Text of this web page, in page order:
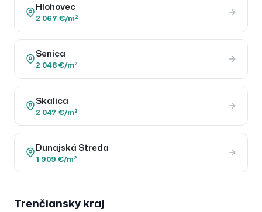
Hlohovec
2 067 €/m²
Senica
2 048 €/m²
Skalica
2 047 €/m²
Dunajská Streda
1 909 €/m²
Trenčianskykraj